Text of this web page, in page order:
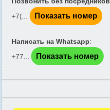
+7(...
Показать номер
Написать на Whatsapp:
+77...
Показать номер